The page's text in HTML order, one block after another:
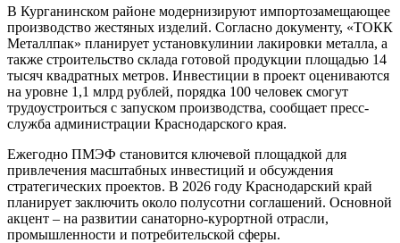
В Курганинском районе модернизируют импортозамещающее
производство жестяных изделий. Согласно документу, «ТОКК
Металлпак» планирует установкулинии лакировки металла, а
также строительство склада готовой продукции площадью 14
тысяч квадратных метров. Инвестиции в проект оцениваются
на уровне 1,1 млрд рублей, порядка 100 человек смогут
трудоустроиться с запуском производства, сообщает пресс-
служба администрации Краснодарского края.
Ежегодно ПМЭФ становится ключевой площадкой для
привлечения масштабных инвестиций и обсуждения
стратегических проектов. В 2026 году Краснодарский край
планирует заключить около полусотни соглашений. Основной
акцент – на развитии санаторно-курортной отрасли,
промышленности и потребительской сферы.